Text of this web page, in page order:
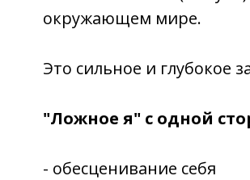
окружающем мире.
Это сильное и глубокое
"Ложное я" с одной
- обесценивание себя